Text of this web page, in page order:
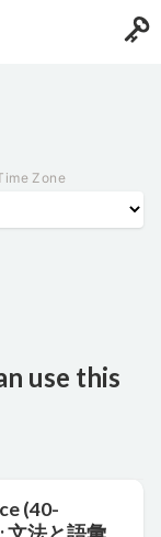
Zone
use this
(40-